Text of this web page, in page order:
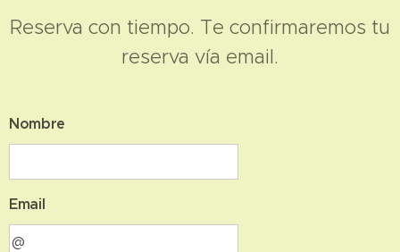
Reserva con tiempo. Te confirmaremos tu
reserva vía email.
Nombre
Email